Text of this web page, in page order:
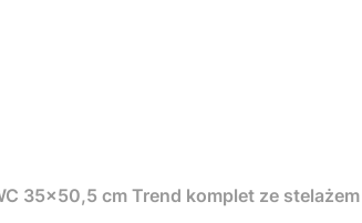
35x50,5 cm Trend komplet ze